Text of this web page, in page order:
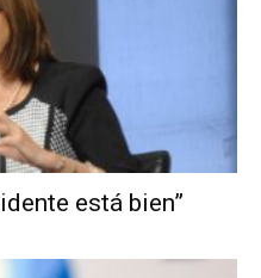
está bien”